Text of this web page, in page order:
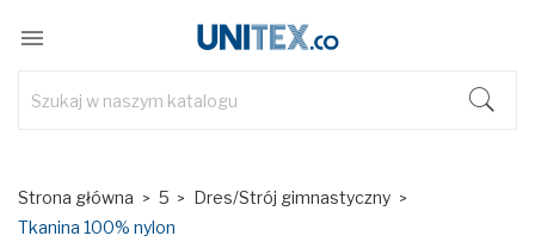

Strona główna 5
Dres/Strój gimnastyczny
Tkanina 100% nylon